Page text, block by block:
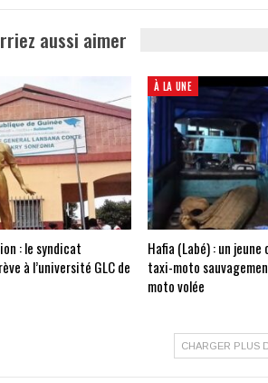
aussi aimer
: le syndicat
à l’université GLC de
À LA UNE
Hafia (Labé) : un
taxi-moto
moto volée
CHARGER PLUS